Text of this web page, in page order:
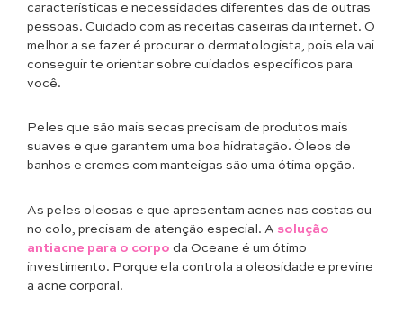
características e necessidades diferentes das de outras
pessoas. Cuidado com as receitas caseiras da internet. O
melhor a se fazer é procurar o dermatologista, pois ela vai
conseguir te orientar sobre cuidados específicos para
você.
Peles que são mais secas precisam de produtos mais
suaves e que garantem uma boa hidratação. Óleos de
banhos e cremes com manteigas são uma ótima opção.
As peles oleosas e que apresentam acnes nas costas ou
no colo, precisam de atenção especial. A solução
antiacne para o corpo da Oceane é um ótimo
investimento. Porque ela controla a oleosidade e previne
a acne corporal.